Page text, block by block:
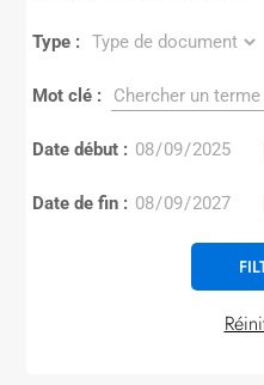
Type :
Mot clé :
Date début :
Date de fin :